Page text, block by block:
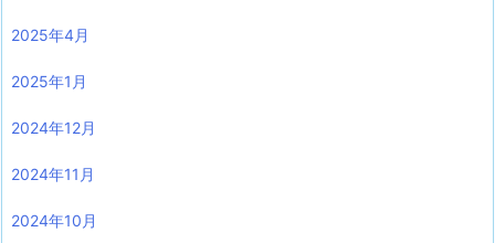
2025年4月
2025年1月
2024年12月
2024年11月
2024年10月